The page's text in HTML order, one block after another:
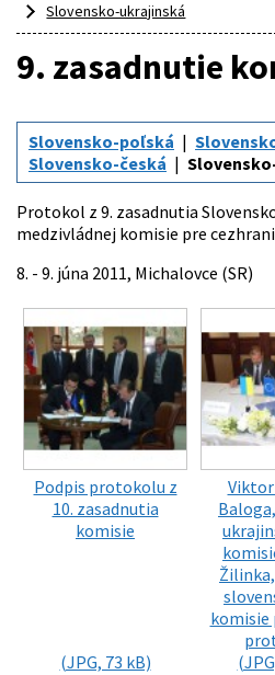
Slovensko-ukrajinská
9. zasadnutie
Slovensko-poľská
Slovensko-česká
Protokol z 9. zasadnutia
medzivládnej komisie pre
8. - 9. júna 2011, Michalovce (SR)
Podpis protokolu z
10. zasadnutia
komisie
(JPG, 73 kB)
komisie